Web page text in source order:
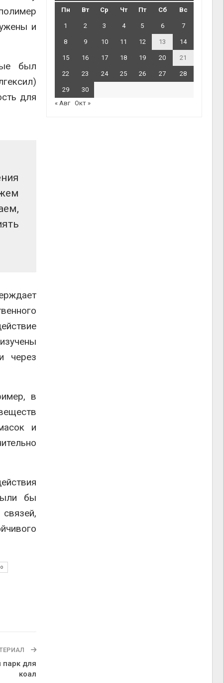
и
был
для
,
через
в
и
бы
парк для
коал
Пн Вт Ср Чт Пт Сб Вс
1 2 3 4 5 6 7
8 9 10 11 12 13 14
15 16 17 18 19 20 21
22 23 24 25 26 27 28
29
30
« Авг Окт »